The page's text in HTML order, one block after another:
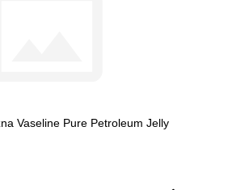
Vaseline Pure Petroleum Jelly